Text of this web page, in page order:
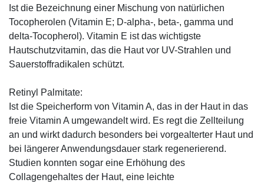
Ist die Bezeichnung einer Mischung von natürlichen
Tocopherolen (Vitamin E; D-alpha-, beta-, gamma und
delta-Tocopherol). Vitamin E ist das wichtigste
Hautschutzvitamin, das die Haut vor UV-Strahlen und
Sauerstoffradikalen schützt.
Retinyl Palmitate:
Ist die Speicherform von Vitamin A, das in der Haut in das
freie Vitamin A umgewandelt wird. Es regt die Zellteilung
an und wirkt dadurch besonders bei vorgealterter Haut und
bei längerer Anwendungsdauer stark regenerierend.
Studien konnten sogar eine Erhöhung des
Collagengehaltes der Haut, eine leichte